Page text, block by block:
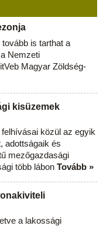
is tarthat a
Nemzeti
Magyar Zöldség-
kisüzemek
közül az egyik
adottságaik és
mezőgazdasági
több lábon Tovább »
a lakossági